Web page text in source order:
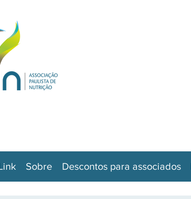
Sobre Descontos para associados